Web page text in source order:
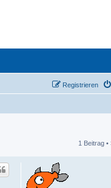
Registrieren
1 Beitrag •